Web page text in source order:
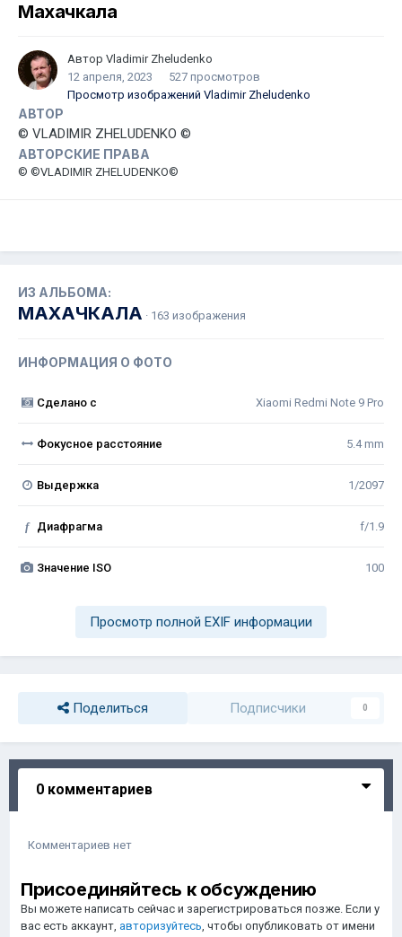
Махачкала
Автор Vladimir Zheludenko
12 апреля, 2023
527 просмотров
Просмотр изображений Vladimir Zheludenko
АВТОР
© VLADIMIR ZHELUDENKO ©
АВТОРСКИЕ ПРАВА
© ©VLADIMIR ZHELUDENKO©
ИЗ АЛЬБОМА:
МАХАЧКАЛА · 163 изображения
ИНФОРМАЦИЯ О ФОТО
Сделано с Xiaomi Redmi Note 9 Pro
Фокусное расстояние 5.4 mm
Выдержка 1/2097
f Диафрагма f/1.9
Значение ISO 100
Просмотр полной EXIF информации
Поделиться Подписчики 0
0 комментариев
Комментариев нет
Присоединяйтесь к обсуждению
Вы можете написать сейчас и зарегистрироваться позже. Если у
вас есть аккаунт, авторизуйтесь , чтобы опубликовать от имени